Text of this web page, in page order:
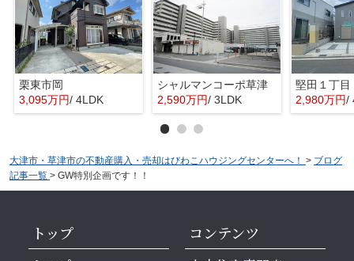
栗東市岡
3,095万円/ 4LDK
シャルマンコーポ草津
2,590万円/ 3LDK 2,980万円/
大津市・草津市の不動産購入・売却はびわこハウジングセンターへ！ > ブログ
記事一覧 > GW特別企画です！！
トップ コンテンツ